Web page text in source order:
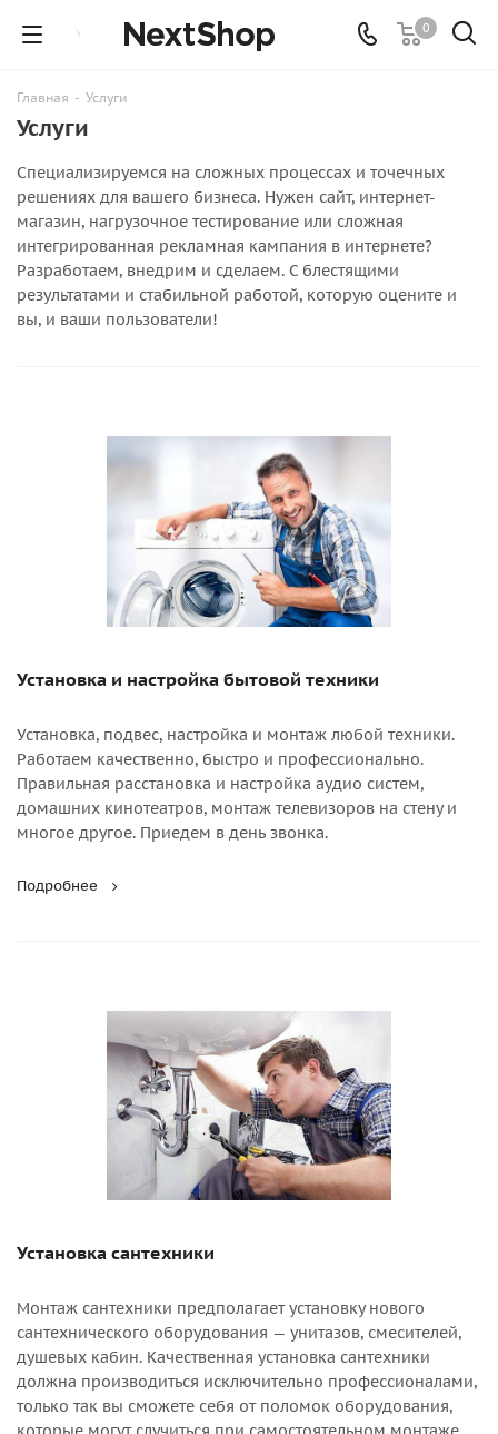
0
Главная - Услуги
Услуги
Специализируемся на сложных процессах и точечных
решениях для вашего бизнеса. Нужен сайт, интернет-
магазин, нагрузочное тестирование или сложная
интегрированная рекламная кампания в интернете?
Разработаем, внедрим и сделаем. С блестящими
результатами и стабильной работой, которую оцените и
вы, и ваши пользователи!
Установка и настройка бытовой техники
Установка, подвес, настройка и монтаж любой техники.
Работаем качественно, быстро и профессионально.
Правильная расстановка и настройка аудио систем,
домашних кинотеатров, монтаж телевизоров на стену и
многое другое. Приедем в день звонка.
Подробнее
Установка сантехники
Монтаж сантехники предполагает установку нового
сантехнического оборудования — унитазов, смесителей,
душевых кабин. Качественная установка сантехники
должна производиться исключительно профессионалами,
только так вы сможете себя от поломок оборудования,